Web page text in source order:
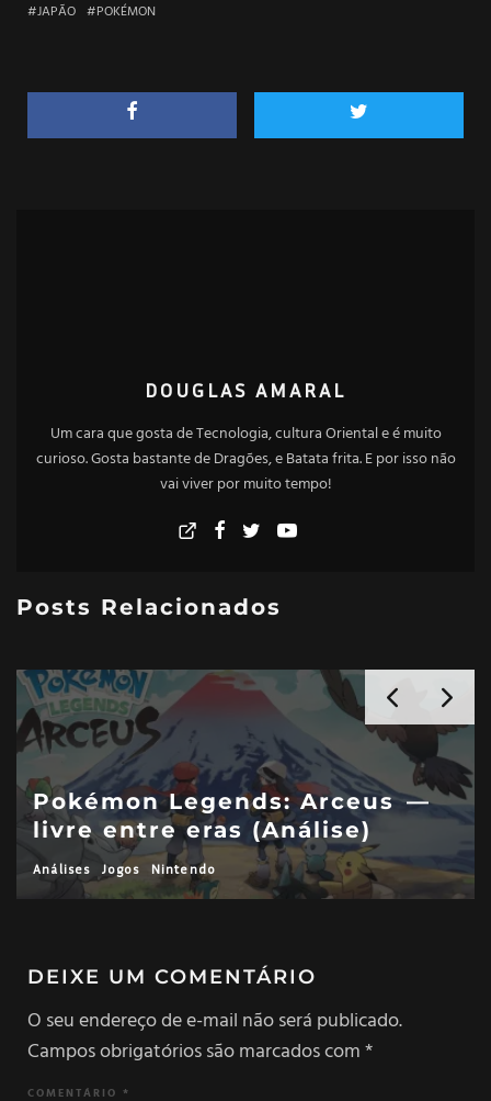
JAPÃO POKÉMON
DOUGLAS AMARAL
Um cara que gosta de Tecnologia, cultura Oriental e é muito
curioso. Gosta bastante de Dragões, e Batata frita. E por isso não
vai viver por muito tempo!
Posts Relacionados
Pokémon Legends: Arceus —
livre entre eras (Análise)
Análises Jogos Nintendo
DEIXE UM COMENTÁRIO
O seu endereço de e-mail não será publicado.
Campos obrigatórios são marcados com*
COMENTÁRIO *